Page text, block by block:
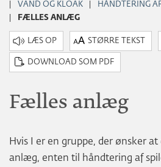
VAND OG KLOAK
HÅNDTERING
FÆLLES ANLÆG
STØRRE TEKST
DOWNLOAD SOM PDF
Fælles anlæg
Hvis I er en gruppe, der ønsker
anlæg, enten til håndtering af